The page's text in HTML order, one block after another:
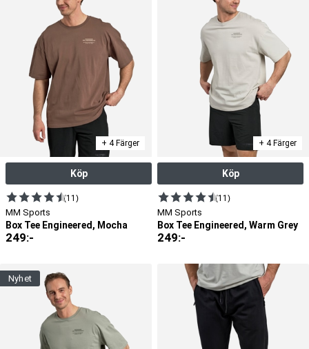
+ 4 Färger
Köp
(11)
MM Sports
Box Tee Engineered, Mocha
249:-
+ 4 Färger
Köp
(11)
MM Sports
Box Tee Engineered, Warm Grey
249:-
nyhet